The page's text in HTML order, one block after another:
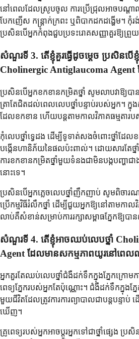
នៅពេលដែលស្រូបចូល ការប្រើជ្រុលអាចបណ្តា
បែកញើស កន្ត្រាក់ក្រពះ ឬពិបាកដកដង្ហើម។ កុំរ
ប្រសិនបើអ្នកកំពុងជួបប្រទះរោគសញ្ញាគួរឱ្យព្រួយ
សំណួរទី 3. តើខ្ញុំគួរធ្វើដូចម្តេច ប្រសិនបើខ្
Cholinergic Antiglaucoma Agent
ប្រសិនបើអ្នកខកខានកម្រិតថ្នាំ សូមលាបវាឱ្យប
ត្រាតែជិតដល់ពេលលេបថ្នាំបន្ទាប់របស់អ្នក។ ក្
ដែលខកខាន ហើយបន្តតាមកាលវិភាគធម្មតារប
កុំលេបថ្នាំទ្វេដង ដើម្បីទូទាត់សងចំពោះថ្នាំដែលខ
បង្កើនហានិភ័យនៃផលប៉ះពាល់។ ដោយសារតែថ្ន
ការខកខានកម្រិតថ្នាំមួយទំនងជាមិនបង្កបញ្ហាជា
នោះទេ។
ប្រសិនបើអ្នកភ្លេចលេបថ្នាំញឹកញាប់ សូមពិចា
ប្រើកម្មវិធីរំលឹកថ្នាំ ដើម្បីជួយអ្នកឱ្យនៅតាមកាល
លាប់គឺសំខាន់សម្រាប់ការរក្សាសម្ពាធភ្នែកឱ្យបាន
សំណួរទី 4. តើខ្ញុំអាចឈប់លេបថ្នាំ
Agent ដែលមានសកម្មភាពយូរនៅពេល
អ្នកគួរតែឈប់លេបថ្នាំជំងឺដក់ទឹកក្នុងភ្នែកក្រោម
ពេទ្យភ្នែករបស់អ្នកតែប៉ុណ្ណោះ។ ជំងឺដក់ទឹកក្នុងភ្ន
មួយជីវិតដែលត្រូវការការព្យាបាលជាបន្តបន្ទាប់ ដ
ឃើញ។
គ្រូពេទ្យរបស់អ្នកអាចប្តូរអ្នកទៅជាថ្នាំផ្សេង ប្